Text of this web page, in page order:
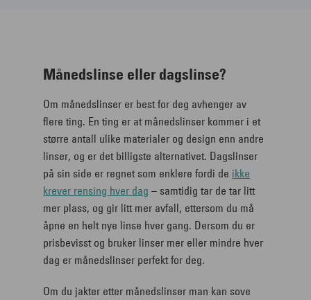
Månedslinse eller dagslinse?
Om månedslinser er best for deg avhenger av
flere ting. En ting er at månedslinser kommer i et
større antall ulike materialer og design enn andre
linser, og er det billigste alternativet. Dagslinser
på sin side er regnet som enklere fordi de ikke
krever rensing hver dag – samtidig tar de tar litt
mer plass, og gir litt mer avfall, ettersom du må
åpne en helt nye linse hver gang. Dersom du er
prisbevisst og bruker linser mer eller mindre hver
dag er månedslinser perfekt for deg.
Om du jakter etter månedslinser man kan sove